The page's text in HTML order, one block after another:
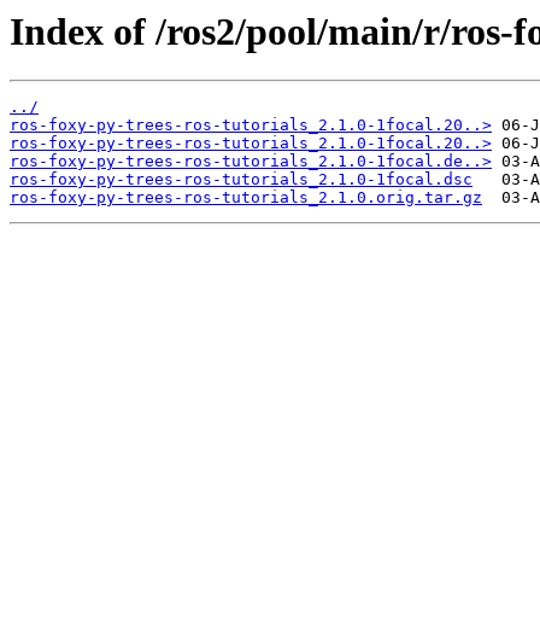
Index of /ros2/pool/main/r/ros-
../
ros-foxy-py-trees-ros-tutorials_2.1.0-1focal.20..>
ros-foxy-py-trees-ros-tutorials_2.1.0-1focal.20..>
ros-foxy-py-trees-ros-tutorials_2.1.0-1focal.de..>
ros-foxy-py-trees-ros-tutorials_2.1.0-1focal.dsc
ros-foxy-py-trees-ros-tutorials_2.1.0.orig.tar.gz